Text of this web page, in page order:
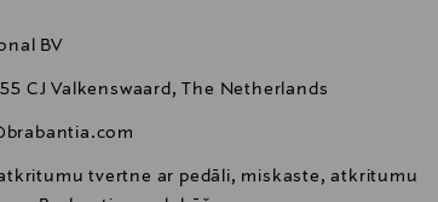
BV
CJ Valkenswaard, The Netherlands
tvertne ar pedāli, miskaste, atkritumu